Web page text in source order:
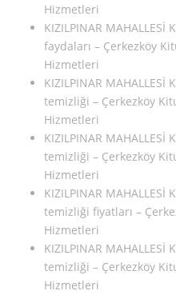
Hizmetleri
KIZILPINAR
faydaları – Çerkezköy
Hizmetleri
KIZILPINAR
temizliği – Çerkezköy
Hizmetleri
KIZILPINAR
temizliği – Çerkezköy
Hizmetleri
KIZILPINAR
temizliği fiyatları –
Hizmetleri
KIZILPINAR
temizliği – Çerkezköy
Hizmetleri